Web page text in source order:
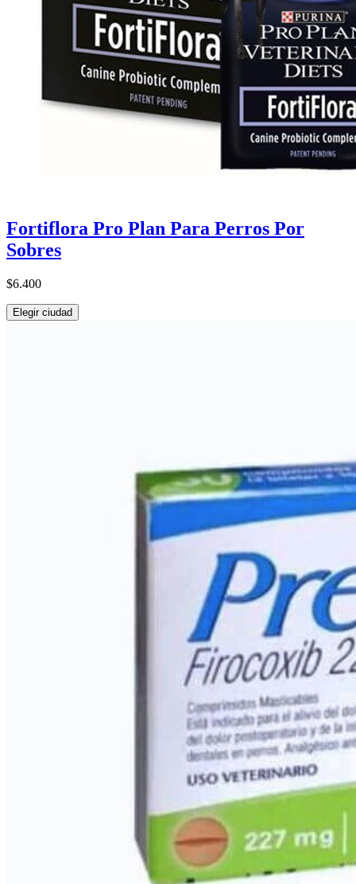
Fortiflora Pro Plan Para Perros Por
Sobres
$6.400
Elegir ciudad